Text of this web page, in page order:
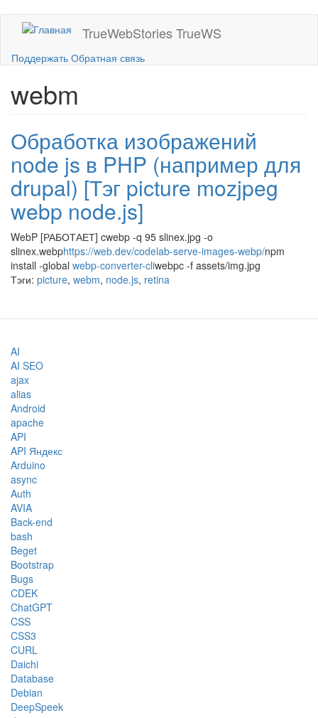
Перейти
содержанию
TrueWebStories TrueWS
Поддержать Обратная связь
webm
Обработка изображений
node js в PHP (например для
drupal) [Тэг picture mozjpeg
webp node.js]
WebP [РАБОТАЕТ] cwebp -q 95 slinex.jpg -o
slinex.webphttps://web.dev/codelab-serve-images-webp/​npm
install -global webp-converter-cliwebpc -f assets/img.jpg
Тэги: picture, webm, node.js, retina
AI
AI SEO
ajax
alias
Android
apache
API
API Яндекс
Arduino
async
Auth
AVIA
Back-end
bash
Beget
Bootstrap
Bugs
CDEK
ChatGPT
CSS
CSS3
CURL
Daichi
Database
Debian
DeepSpeek